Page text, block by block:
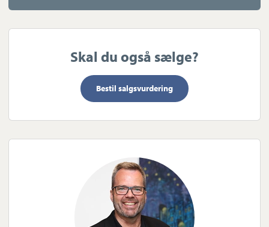
der tilbyder det hele. Kontakt os i dag for en fremvisning.
Skal du også sælge?
Bestil salgsvurdering